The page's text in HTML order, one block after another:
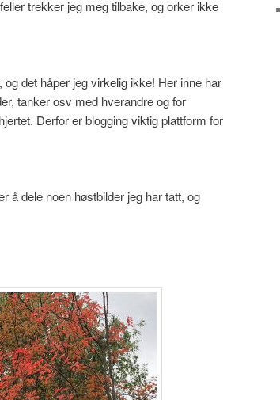
trekker jeg meg tilbake, og orker ikke
det håper jeg virkelig ikke! Her inne har
tanker osv med hverandre og for
Derfor er blogging viktig plattform for
å dele noen høstbilder jeg har tatt, og